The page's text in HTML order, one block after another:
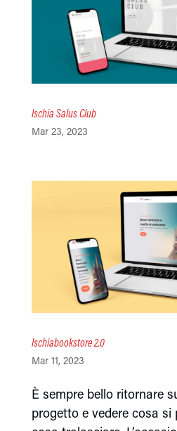
Ischia Salus Club
Mar 23, 2023
Ischiabookstore 2.0
Mar 11, 2023
È sempre bello ritornare
progetto e vedere cosa si